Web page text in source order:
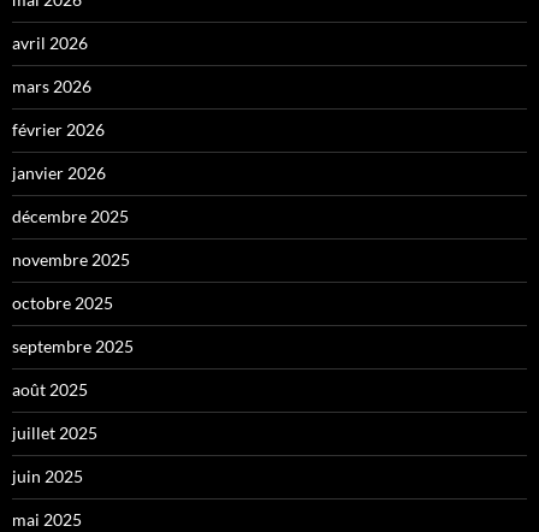
avril 2026
mars 2026
février 2026
janvier 2026
décembre 2025
novembre 2025
octobre 2025
septembre 2025
août 2025
juillet 2025
juin 2025
mai 2025